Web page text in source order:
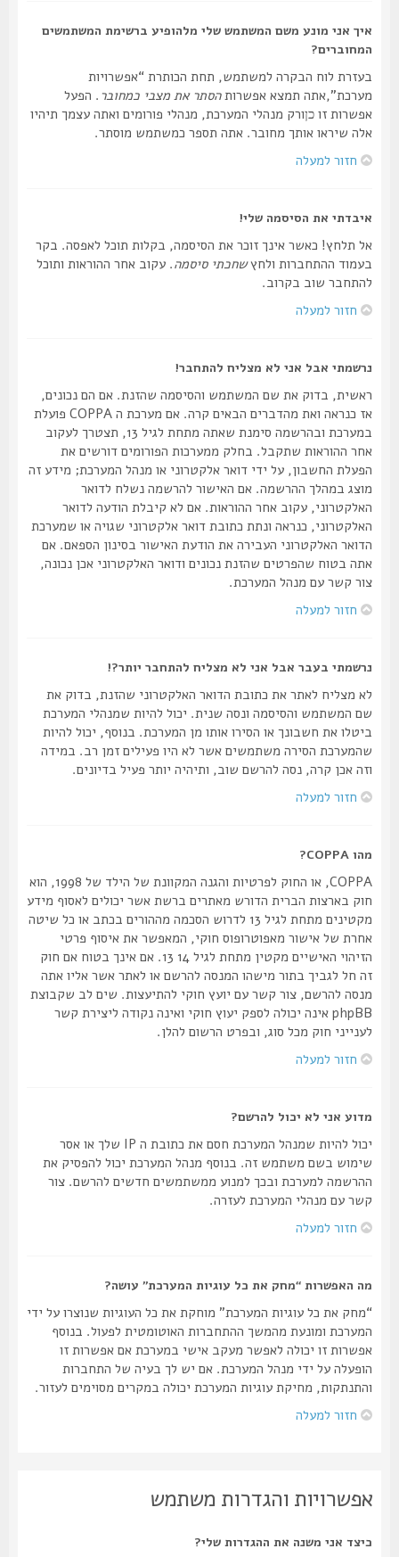
איך אני מונע משם המשתמש שלי מלהופיע ברשימת המשתמשים
המחוברים?
בעזרת לוח הבקרה למשתמש, תחת הכותרת “אפשרויות
מערכת”,אתה תמצא אפשרותהסתר את מצבי כמחובר. הפעל
אפשרות זוכןורק מנהלי המערכת, מנהלי פורומים ואתה עצמך תיהיו
אלה שיראו אותך מחובר. אתה תספר כמשתמש מוסתר.
חזור למעלה
איבדתי את הסיסמה שלי!
אל תלחץ! כאשר אינך זוכר את הסיסמה, בקלות תוכל לאפסה. בקר
בעמוד ההתחברות ולחץשחכתי סיסמה. עקוב אחר ההוראות ותוכל
להתחבר שוב בקרוב.
חזור למעלה
נרשמתי אבל אני לא מצליח להתחבר!
ראשית, בדוק את שם המשתמש והסיסמה שהזנת. אם הם נכונים,
אז כנראה ואת מהדברים הבאים קרה. אם מערכת ה COPPA פועלת
במערכת ובהרשמה סימנת שאתה מתחת לגיל 13, תצטרך לעקוב
אחר ההוראות שתקבל. בחלק ממערכות הפורומים דורשים את
הפעלת החשבון, על ידי דואר אלקטרוני או מנהל המערכת; מידע זה
מוצג במהלך ההרשמה. אם האישור להרשמה נשלח לדואר
האלקטרוני, עקוב אחר ההוראות. אם לא קיבלת הודעה לדואר
האלקטרוני, כנראה ונתת כתובת דואר אלקטרוני שגויה או שמערכת
הדואר האלקטרוני העבירה את הודעת האישור בסינון הספאם. אם
אתה בטוח שהפרטים שהזנת נכונים ודואר האלקטרוני אכן נכונה,
צור קשר עם מנהל המערכת.
חזור למעלה
נרשמתי בעבר אבל אני לא מצליח להתחבר יותר?!
לא מצליח לאתר את כתובת הדואר האלקטרוני שהזנת, בדוק את
שם המשתמש והסיסמה ונסה שנית. יכול להיות שמנהלי המערכת
ביטלו את חשבונך או הסירו אותו מן המערכת. בנוסף, יכול להיות
שהמערכת הסירה משתמשים אשר לא היו פעילים זמן רב. במידה
וזה אכן קרה, נסה להרשם שוב, ותיהיה יותר פעיל בדיונים.
חזור למעלה
COPPA, או החוק לפרטיות והגנה המקוונת של הילד של 1998, הוא
חוק בארצות הברית הדורש מאתרים ברשת אשר יכולים לאסוף מידע
מקטינים מתחת לגיל 13 לדרוש הסכמה מההורים בכתב או כל שיטה
אחרת של אישור מאפוטרופוס חוקי, המאפשר את איסוף פרטי
הזיהוי האישיים מקטין מתחת לגיל 14 13. אם אינך בטוח אם חוק
זה חל לגביך בתור מישהו המנסה להרשם או לאתר אשר אליו אתה
מנסה להרשם, צור קשר עם יועץ חוקי להתיעצות. שים לב שקבוצת
phpBB אינה יכולה לספק יעוץ חוקי ואינה נקודה ליצירת קשר
לענייני חוק מכל סוג, ובפרט הרשום להלן.
חזור למעלה
מדוע אני לא יכול להרשם?
יכול להיות שמנהל המערכת חסם את כתובת ה IP שלך או אסר
שימוש בשם משתמש זה. בנוסף מנהל המערכת יכול להפסיק את
ההרשמה למערכת ובכך למנוע ממשתמשים חדשים להרשם. צור
קשר עם מנהלי המערכת לעזרה.
חזור למעלה
מה האפשרות “מחק את כל עוגיות המערכת” עושה?
“מחק את כל עוגיות המערכת” מוחקת את כל העוגיות שנוצרו על ידי
המערכת ומונעת מהמשך ההתחברות האוטומטית לפעול. בנוסף
אפשרות זו יכולה לאפשר מעקב אישי במערכת אם אפשרות זו
הופעלה על ידי מנהל המערכת. אם יש לך בעיה של התחברות
והתנתקות, מחיקת עוגיות המערכת יכולה במקרים מסוימים לעזור.
חזור למעלה
אפשרויות והגדרות משתמש
כיצד אני משנה את ההגדרות שלי?